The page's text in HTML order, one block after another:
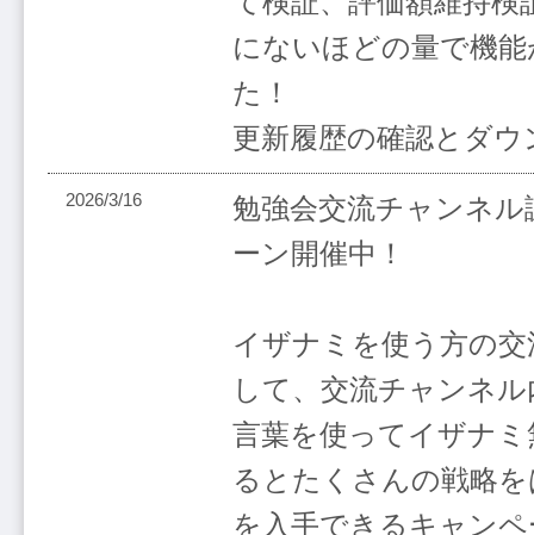
にないほどの量で機
た！
更新履歴の確認とダ
2026/3/16
勉強会交流チャンネ
ーン開催中！
イザナミを使う方の
して、交流チャンネ
言葉を使ってイザナ
るとたくさんの戦略
を入手できるキャン